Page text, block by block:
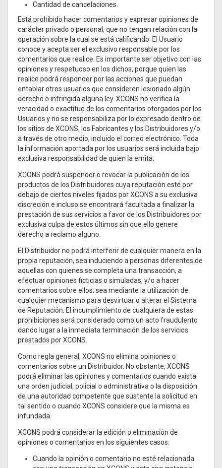
Cantidad de cancelaciones.
Está prohibido hacer comentarios y expresar opiniones de
carácter privado o personal, que no tengan relación con la
operación sobre la cual se está calificando. El Usuario
conoce y acepta ser el exclusivo responsable por los
comentarios que realice. Es importante ser objetivo con las
opiniones y respetuoso en los dichos, porque quien las
realice podrá responder por las acciones que puedan
entablar otros usuarios que consideren lesionado algún
derecho o infringida alguna ley. XCONS no verifica la
veracidad o exactitud de los comentarios otorgados por los
Usuarios y no se responsabiliza por lo expresado dentro de
los sitios de XCONS, los Fabricantes y los Distribuidores y/o
a través de otro medio, incluido el correo electrónico. Toda
la información aportada por los usuarios será incluida bajo
exclusiva responsabilidad de quien la emita.
XCONS podrá suspender o revocar la publicación de los
productos de los Distribuidores cuya reputación esté por
debajo de ciertos niveles fijados por XCONS a su exclusiva
discreción e incluso se encontrará facultada a finalizar la
prestación de sus servicios a favor de los Distribuidores por
exclusiva culpa de estos últimos sin que ello genere
derecho a reclamo alguno.
El Distribuidor no podrá interferir de cualquier manera en la
propia reputación, sea induciendo a personas diferentes de
aquellas con quienes se completa una transacción, a
efectuar opiniones ficticias o simuladas, y/o a hacer
comentarios sobre ellos; sea mediante la utilización de
cualquier mecanismo para desvirtuar o alterar el Sistema
de Reputación. El incumplimiento de cualquiera de estas
prohibiciones será considerado como un acto fraudulento
dando lugar a la inmediata terminación de los servicios
prestados por XCONS.
Como regla general, XCONS no elimina opiniones o
comentarios sobre un Distribuidor. No obstante, XCONS
podrá eliminar las opiniones y comentarios cuando exista
una orden judicial, policial o administrativa o la disposición
de una autoridad competente que sustente la solicitud en
tal sentido o cuando XCONS considere que la misma es
infundada.
XCONS podrá considerar la edición o eliminación de
opiniones o comentarios en los siguientes casos:
Cuando la opinión o comentario no esté relacionada